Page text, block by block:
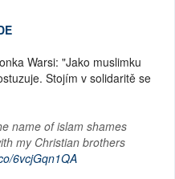
Warsi: "Jako muslimku
Stojím v solidaritě se
name of islam shames
my Christian brothers
6vcjGqn1QA